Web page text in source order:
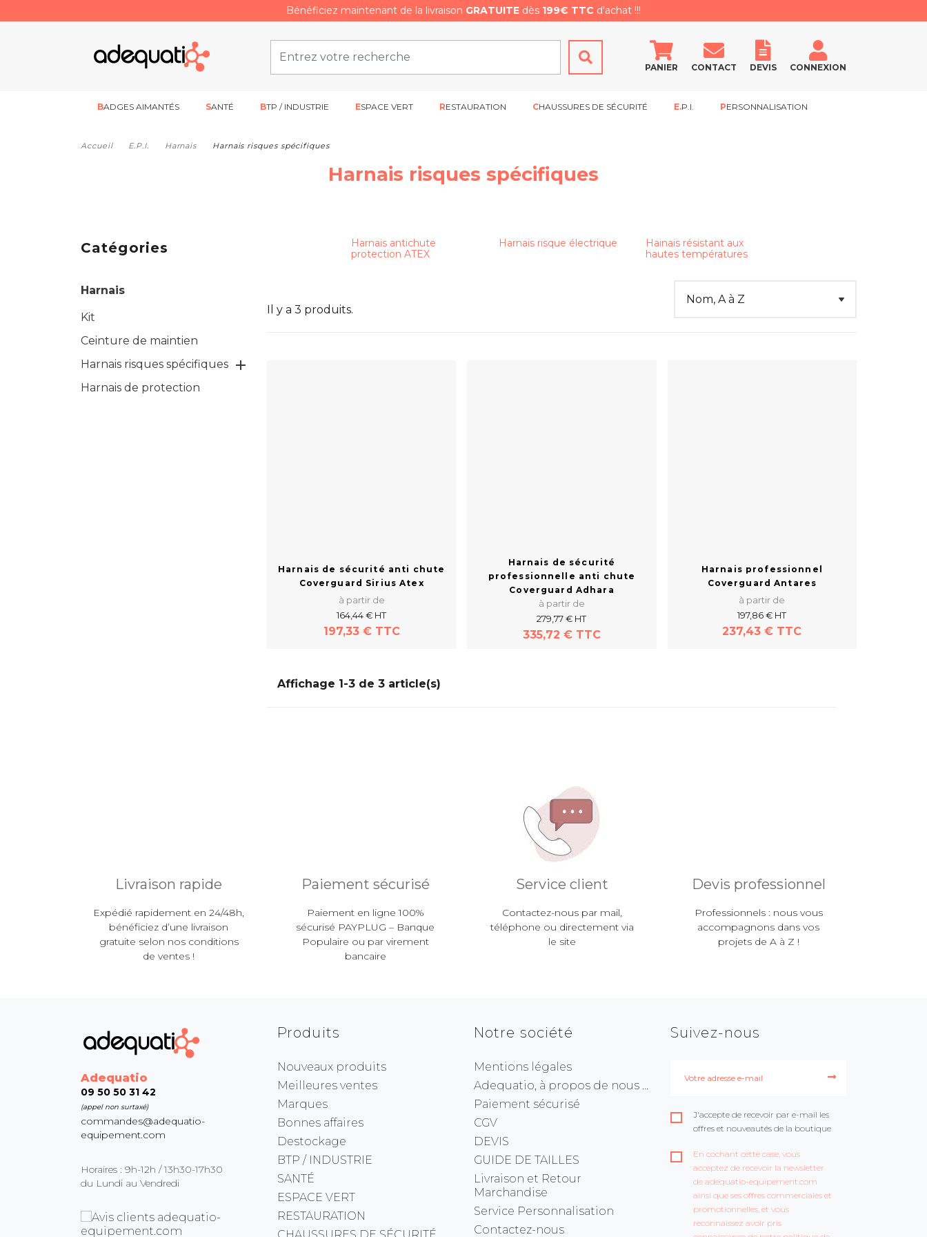
Bénéficiez maintenant de la livraison GRATUITE dès 199€ TTC d'achat !!!
PANIER CONTACT DEVIS CONNEXION
BADGES AIMANTÉS SANTÉ BTP / INDUSTRIE ESPACE VERT RESTAURATION CHAUSSURES DE SÉCURITÉ E.P.I. PERSONNALISATION
Accueil E.P.I. Harnais Harnais risques spécifiques
Harnais risques spécifiques
Catégories
Harnais
Kit
Ceinture de maintien
Harnais risques spécifiques 
Harnais de protection
Harnais antichute
protection ATEX
Harnais risque électrique
Hainais résistant aux
hautes températures
Il y a 3 produits.
Harnais de sécurité anti chute
Coverguard Sirius Atex
à partir de
164,44 € HT
197,33 € TTC En savoir plus
Harnais de sécurité
professionnelle anti chute
Coverguard Adhara
à partir de
279,77 € HT
335,72 € TTC
Harnais professionnel
Coverguard Antares
à partir de
197,86 € HT
237,43 € TTC
Affichage 1-3 de 3 article(s)
Livraison rapide
Expédié rapidement en 24/48h,
bénéficiez d’une livraison
gratuite selon nos conditions
de ventes !
Paiement sécurisé
Paiement en ligne 100%
sécurisé PAYPLUG – Banque
Populaire ou par virement
bancaire
Service client
Contactez-nous par mail,
téléphone ou directement via
le site
Devis professionnel
Professionnels : nous vous
accompagnons dans vos
projets de A à Z !
Adequatio
09 50 50 31 42
(appel non surtaxé)
commandes@adequatio-
equipement.com
Horaires : 9h-12h / 13h30-17h30
du Lundi au Vendredi
Produits
Nouveaux produits
Meilleures ventes
Marques
Bonnes affaires
Destockage
BTP / INDUSTRIE
SANTÉ
ESPACE VERT
RESTAURATION
Notre société
Mentions légales
Adequatio, à propos de nous ...
Paiement sécurisé
CGV
DEVIS
GUIDE DE TAILLES
Livraison et Retour
Marchandise
Service Personnalisation
Contactez-nous
Suivez-nous
J'accepte de recevoir par e-mail les
offres et nouveautés de la boutique
En cochant cette case, vous
acceptez de recevoir la newsletter
de adequatio-equipement.com
ainsi que ses offres commerciales et
promotionnelles, et vous
reconnaissez avoir pris